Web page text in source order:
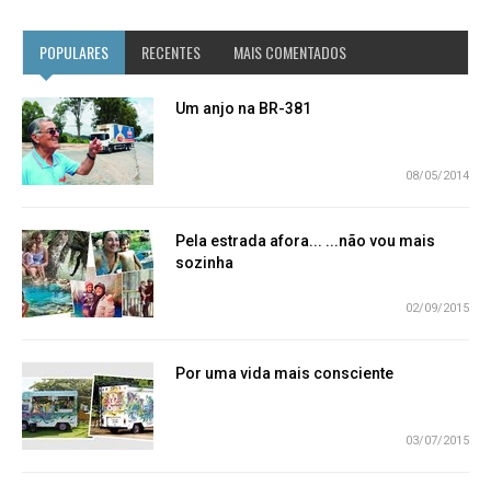
POPULARES RECENTES MAIS COMENTADOS
Um anjo na BR-381
08/05/2014
Pela estrada afora... ...não vou mais
sozinha
02/09/2015
Por uma vida mais consciente
03/07/2015